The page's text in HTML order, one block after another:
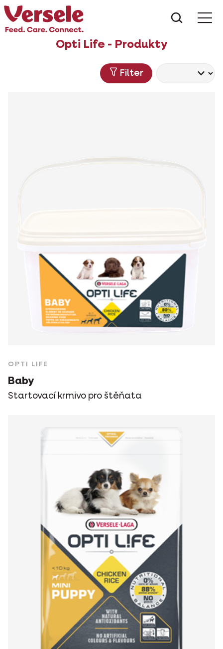
Opti Life - Produkty
Filter
OPTI LIFE
Baby
Startovací krmivo pro štěňata